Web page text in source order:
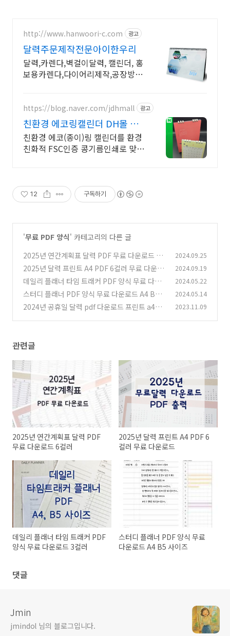
http://www.hanwoori-c.com 광고
달력주문제작전문아이한우리
달력,카렌다,벽걸이달력, 캘린더, 홍
보용카렌다,다이어리제작,공장방문
https://blog.naver.com/jdhmall 광고
친환경 에코링캘린더 DH몰 환
경을 생각하는 콩기름인쇄
친환경 에코(종이)링 캘린더를 환경
친화적 FSC인증 콩기름인쇄로 맞춤
12 구독하기
'무료 PDF 양식' 카테고리의 다른 글
2025년 연간계획표 달력 PDF 무료 다운로드 6
컬러
(0)
2024.09.25
2025년 달력 프린트 A4 PDF 6컬러 무료 다운로
드
(0)
2024.09.19
데일리 플래너 타임 트래커 PDF 양식 무료 다운
로드 3컬러 (0)
2024.05.22
스터디 플래너 PDF 양식 무료 다운로드 A4 B5
사이즈
(0)
2024.05.14
2024년 공휴일 달력 pdf 다운로드 프린트 a4사
2023.11.09
관련글
2025년 연간계획표 달력 PDF
무료 다운로드 6컬러
2025년 달력 프린트 A4 PDF 6
컬러 무료 다운로드
데일리 플래너 타임 트래커 PDF
양식 무료 다운로드 3컬러
스터디 플래너 PDF 양식 무료
다운로드 A4 B5 사이즈
댓글
Jmin
jmindol 님의 블로그입니다.